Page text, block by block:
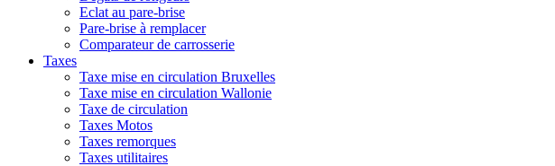
Eclat au pare-brise
Pare-brise à remplacer
Comparateur de carrosserie
Taxes
Taxe mise en circulation Bruxelles
Taxe mise en circulation Wallonie
Taxe de circulation
Taxes Motos
Taxes remorques
Taxes utilitaires